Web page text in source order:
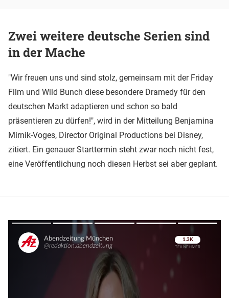
Zwei weitere deutsche Serien sind
in der Mache
"Wir freuen uns und sind stolz, gemeinsam mit der Friday
Film und Wild Bunch diese besondere Dramedy für den
deutschen Markt adaptieren und schon so bald
präsentieren zu dürfen!", wird in der Mitteilung Benjamina
Mirnik-Voges, Director Original Productions bei Disney,
zitiert. Ein genauer Starttermin steht zwar noch nicht fest,
eine Veröffentlichung noch diesen Herbst sei aber geplant.
Überspringen